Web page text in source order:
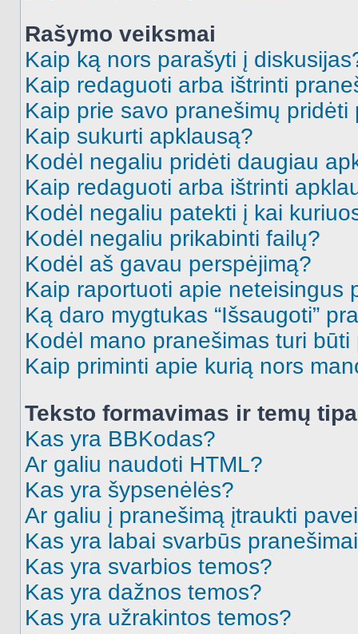
Rašymo veiksmai
Kaip ką nors parašyti į
Kaip redaguoti arba ištrinti
Kaip prie savo pranešimų pridėti
Kaip sukurti apklausą?
Kodėl negaliu pridėti daugiau
Kaip redaguoti arba ištrinti
Kodėl negaliu patekti į kai
Kodėl negaliu prikabinti failų?
Kodėl aš gavau perspėjimą?
Kaip raportuoti apie neteisingus
Ką daro mygtukas “Išsaugoti”
Kodėl mano pranešimas turi būti
Kaip priminti apie kurią nors
Teksto formavimas ir temų
Kas yra BBKodas?
Ar galiu naudoti HTML?
Kas yra šypsenėlės?
Ar galiu į pranešimą įtraukti
Kas yra labai svarbūs
Kas yra svarbios temos?
Kas yra dažnos temos?
Kas yra užrakintos temos?